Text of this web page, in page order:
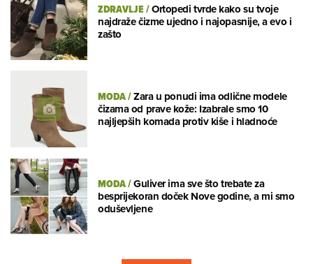
ZDRAVLJE/Ortopedi tvrde kako su tvoje
najdraže čizme ujedno i najopasnije, a evo i
zašto
MODA/Zara u ponudi ima odlične modele
čizama od prave kože: Izabrale smo 10
najljepših komada protiv kiše i hladnoće
MODA/Guliver ima sve što trebate za
besprijekoran doček Nove godine, a mi smo
oduševljene